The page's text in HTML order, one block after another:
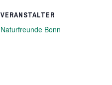
VERANSTALTER
Naturfreunde Bonn